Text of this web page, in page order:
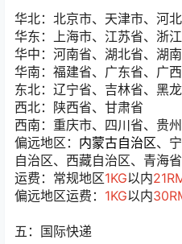
华北：北京市、天津市、河
华东：上海市、江苏省、浙
华中：河南省、湖北省、湖
华南：福建省、广东省、广
东北：辽宁省、吉林省、黑
西北：陕西省、甘肃省
西南：重庆市、四川省、贵州
偏远地区： 内蒙古自治区、
自治区、西藏自治区、青海省
运费：常规地区1KG以内
偏远地区运费： 1KG以内
五：国际快递